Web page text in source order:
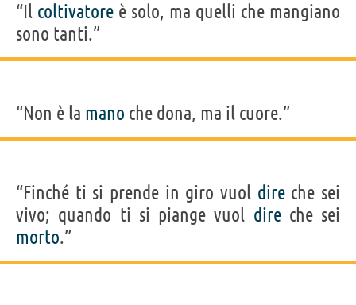
“Il coltivatore è solo, ma quelli che mangiano
sono tanti.”
“Non è la mano che dona, ma il cuore.”
“Finché ti si prende in giro vuol direche sei
vivo; quando ti si piange vuol direche sei
morto.”